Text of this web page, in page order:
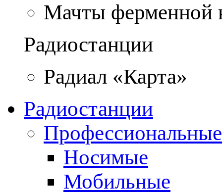
Мачты ферменной
Радиостанции
Радиал «Карта»
Радиостанции
Носимые
Мобильные